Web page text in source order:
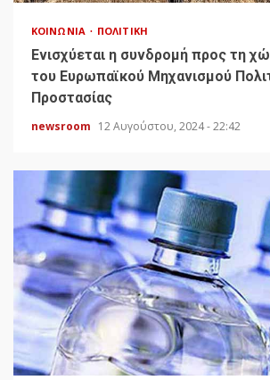
ΚΟΙΝΩΝΊΑ ΠΟΛΙΤΙΚΉ
Ενισχύεται η συνδρομή προς τη
του Ευρωπαϊκού Μηχανισμού
Προστασίας
newsroom 12 Αυγούστου, 2024 - 22:42